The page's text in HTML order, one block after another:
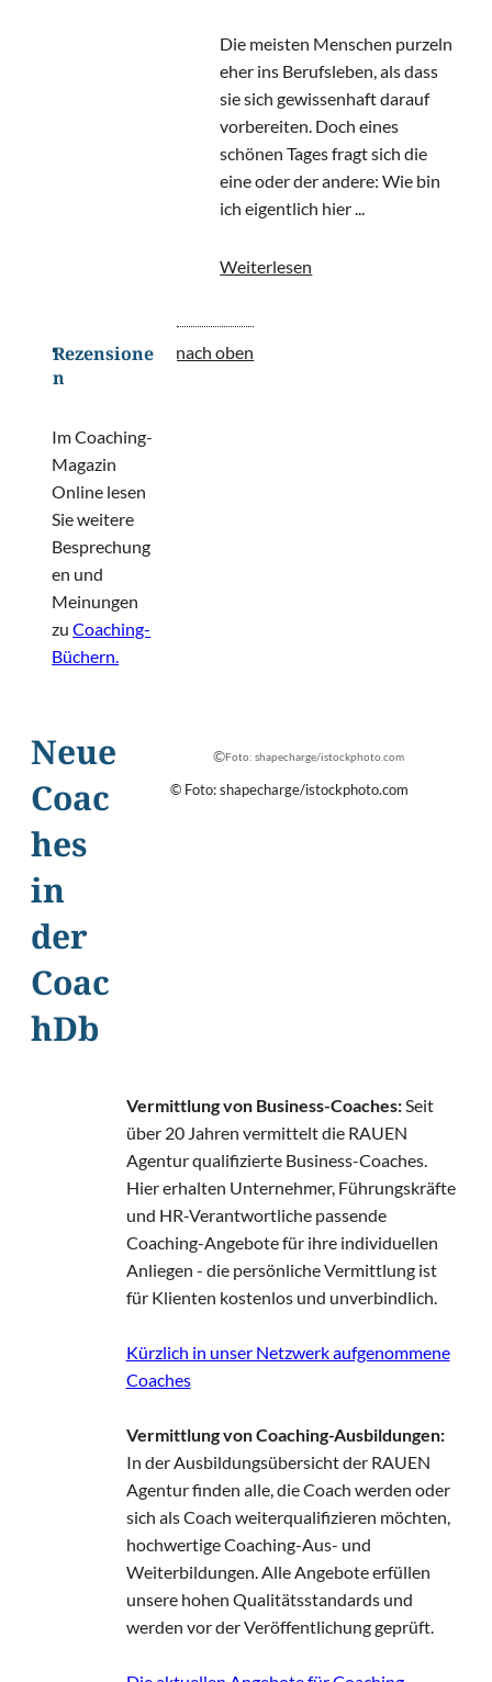
Die meisten Menschen purzeln
eher ins Berufsleben, als dass
sie sich gewissenhaft darauf
vorbereiten. Doch eines
schönen Tages fragt sich die
eine oder der andere: Wie bin
ich eigentlich hier ...
Weiterlesen
Rezensione
n
Im Coaching-
Magazin
Online lesen
Sie weitere
Besprechung
en und
Meinungen
zuCoaching-
Büchern.
nach oben
Neue
Coac
hes
in
der
Coac
hDb
©Foto: shapecharge/istockphoto.com
© Foto: shapecharge/istockphoto.com
Vermittlung von Business-Coaches:Seit
über 20 Jahren vermittelt die RAUEN
Agentur qualifizierte Business-Coaches.
Hier erhalten Unternehmer, Führungskräfte
und HR-Verantwortliche passende
Coaching-Angebote für ihre individuellen
Anliegen - die persönliche Vermittlung ist
für Klienten kostenlos und unverbindlich.
Kürzlich in unser Netzwerk aufgenommene
Coaches
Vermittlung von Coaching-Ausbildungen:
In der Ausbildungsübersicht der RAUEN
Agentur finden alle, die Coach werden oder
sich als Coach weiterqualifizieren möchten,
hochwertige Coaching-Aus- und
Weiterbildungen. Alle Angebote erfüllen
unsere hohen Qualitätsstandards und
werden vor der Veröffentlichung geprüft.